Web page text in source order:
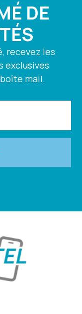
DE
recevez les
exclusives
mail.